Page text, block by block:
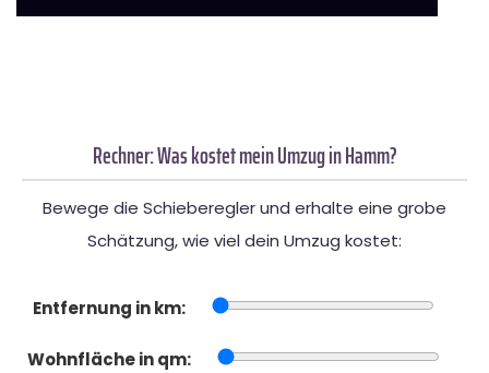
Rechner: Was kostet mein Umzug in Hamm?
Bewege die Schieberegler und erhalte eine grobe
Schätzung, wie viel dein Umzug kostet:
Entfernung in km:
Wohnfläche in qm: